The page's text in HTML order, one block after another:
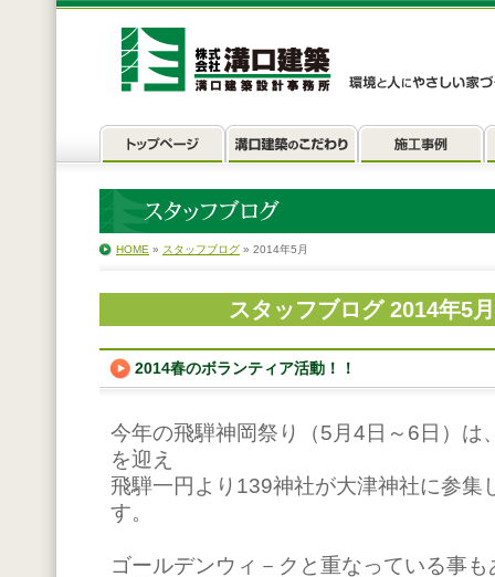
HOME » スタッフブログ » 2014年5月
スタッフブログ 2014年5
2014春のボランティア活動！！
今年の飛騨神岡祭り（5月4日～6日）は
を迎え
飛騨一円より139神社が大津神社に参集
す。
ゴールデンウィ－クと重なっている事